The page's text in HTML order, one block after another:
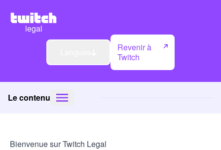
legal
Revenir à
Twitch
Le contenu
Bienvenue sur Twitch Legal